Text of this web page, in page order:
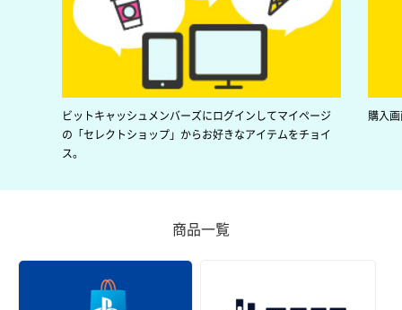
ビットキャッシュメンバーズにログインしてマイページ
の「セレクトショップ」からお好きなアイテムをチョイ
ス。
購入
商品一覧